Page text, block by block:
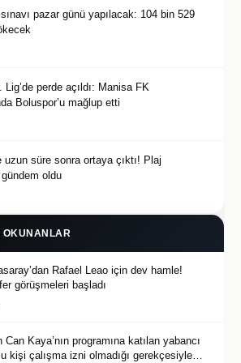
pazar günü yapılacak: 104 bin 529
Lig’de perde açıldı: Manisa FK
Boluspor’u mağlup etti
uzun süre sonra ortaya çıktı! Plaj
oldu
OKUNANLAR
Rafael Leao için dev hamle!
görüşmeleri başladı
Can Kaya’nın programına katılan yabancı
kişi çalışma izni olmadığı gerekçesiyle